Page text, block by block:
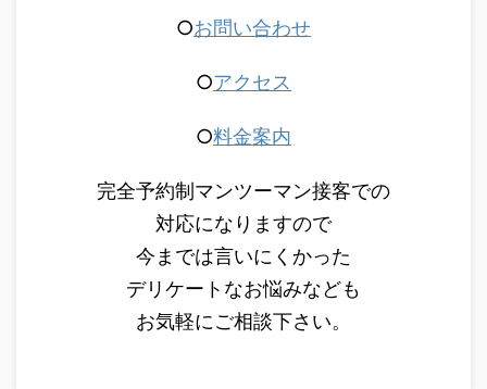
○お問い合わせ
○アクセス
○料金案内
完全予約制マンツーマン接客での
対応になりますので
今までは言いにくかった
デリケートなお悩みなども
お気軽にご相談下さい。